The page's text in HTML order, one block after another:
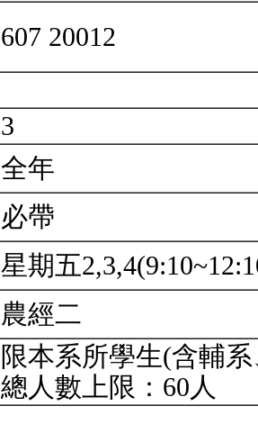
607 20012
3
全年
必帶
星期五
農經二
限本系所學生(含輔
總人數上限：60人